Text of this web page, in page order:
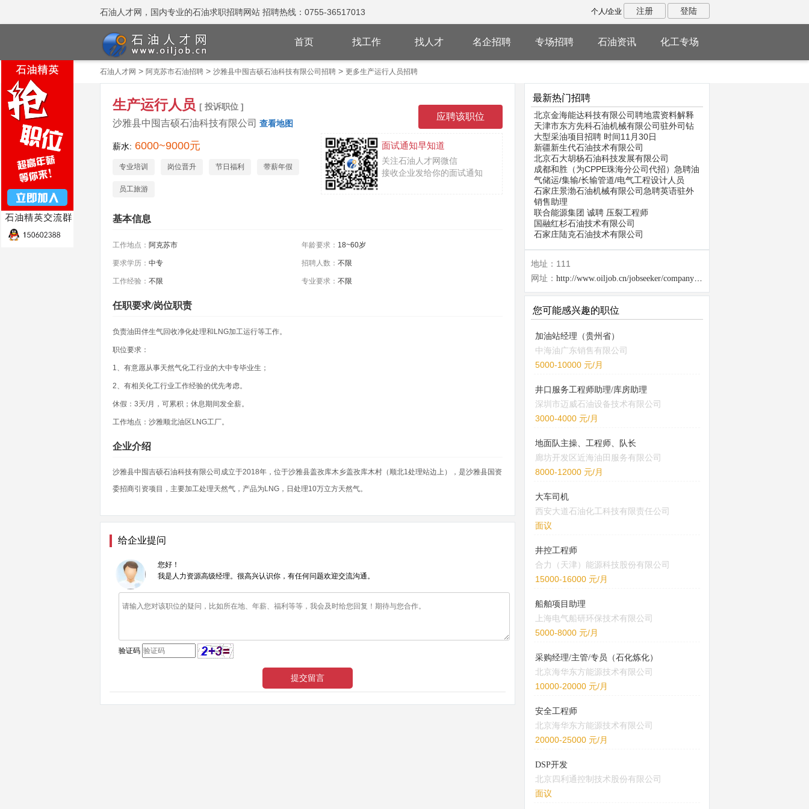
石油人才网，国内专业的石油求职招聘网站 招聘热线：0755-36517013 个人/企业 注册 登陆
首页 找工作 找人才 名企招聘 专场招聘 石油资讯 化工专场
石油人才网 > 阿克苏市石油招聘> 沙雅县中囤吉硕石油科技有限公司招聘> 更多生产运行人员招聘
生产运行人员 [ 投诉职位 ]
沙雅县中囤吉硕石油科技有限公司 查看地图
薪水: 6000~9000元 面试通知早知道
关注石油人才网微信
接收企业发给你的面试通知
专业培训 岗位晋升 节日福利 带薪年假
员工旅游
基本信息
工作地点： 阿克苏市 年龄要求： 18~60岁
要求学历： 中专 招聘人数： 不限
工作经验： 不限 专业要求： 不限
任职要求/岗位职责
负责油田伴生气回收净化处理和LNG加工运行等工作。
职位要求：
1、有意愿从事天然气化工行业的大中专毕业生；
2、有相关化工行业工作经验的优先考虑。
休假：3天/月，可累积；休息期间发全薪。
工作地点：沙雅顺北油区LNG工厂。
企业介绍
沙雅县中囤吉硕石油科技有限公司成立于2018年，位于沙雅县盖孜库木乡盖孜库木村（顺北1处理站边上），是沙雅县国资
委招商引资项目，主要加工处理天然气，产品为LNG，日处理10万立方天然气。
给企业提问
您好！
我是人力资源高级经理。很高兴认识你，有任何问题欢迎交流沟通。
验证码
最新热门招聘
北京金海能达科技有限公司聘地震资料解释
天津市东方先科石油机械有限公司驻外司钻
大型采油项目招聘 时间11月30日
新疆新生代石油技术有限公司
北京石大胡杨石油科技发展有限公司
成都和胜（为CPPE珠海分公司代招）急聘油
气储运/集输/长输管道/电气工程设计人员
石家庄景渤石油机械有限公司急聘英语驻外
销售助理
联合能源集团 诚聘 压裂工程师
国融红杉石油技术有限公司
石家庄陆克石油技术有限公司
地址：111
网址： http://www.oiljob.cn/jobseeker/company/26091.html
您可能感兴趣的职位
加油站经理（贵州省）
中海油广东销售有限公司
5000-10000 元/月
井口服务工程师助理/库房助理
深圳市迈威石油设备技术有限公司
3000-4000 元/月
地面队主操、工程师、队长
廊坊开发区近海油田服务有限公司
8000-12000 元/月
大车司机
西安大道石油化工科技有限责任公司
面议
井控工程师
合力（天津）能源科技股份有限公司
15000-16000 元/月
船舶项目助理
上海电气船研环保技术有限公司
5000-8000 元/月
采购经理/主管/专员（石化炼化）
北京海华东方能源技术有限公司
10000-20000 元/月
安全工程师
北京海华东方能源技术有限公司
20000-25000 元/月
DSP开发
北京四利通控制技术股份有限公司
面议